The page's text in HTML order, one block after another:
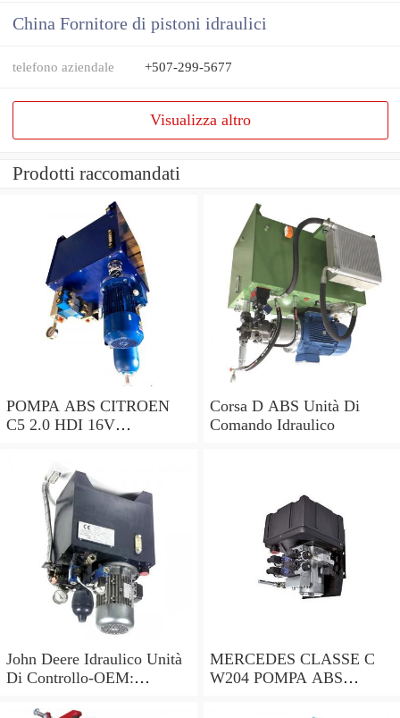
China Fornitore di pistoni idraulici
telefono aziendale +507-299-5677
Visualizza altro
Prodotti raccomandati
POMPA ABS CITROEN
C5 2.0 HDI 16V
Corsa D ABS Unità Di
Comando Idraulico
John Deere Idraulico Unità
Di Controllo-OEM:
MERCEDES CLASSE C
W204 POMPA ABS